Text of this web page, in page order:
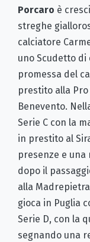
Porcaro è
streghe
calciatore
uno Scudetto di
promessa del
prestito alla
Benevento.
Serie C con la
in prestito al
presenze e
dopo il
alla
gioca in Puglia
Serie D, con la
segnando una